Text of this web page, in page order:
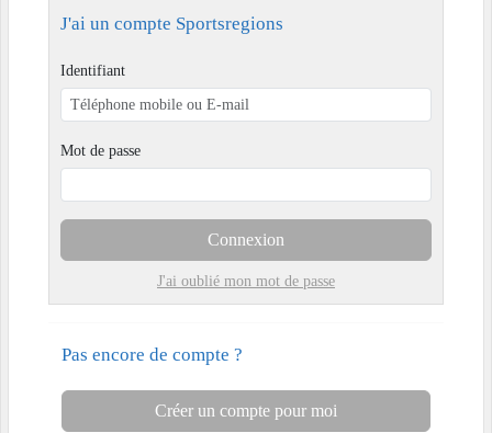
J'ai un compte Sportsregions
Identifiant
Mot de passe
Connexion
J'ai oublié mon mot de passe
Pas encore de compte ?
Créer un compte pour moi